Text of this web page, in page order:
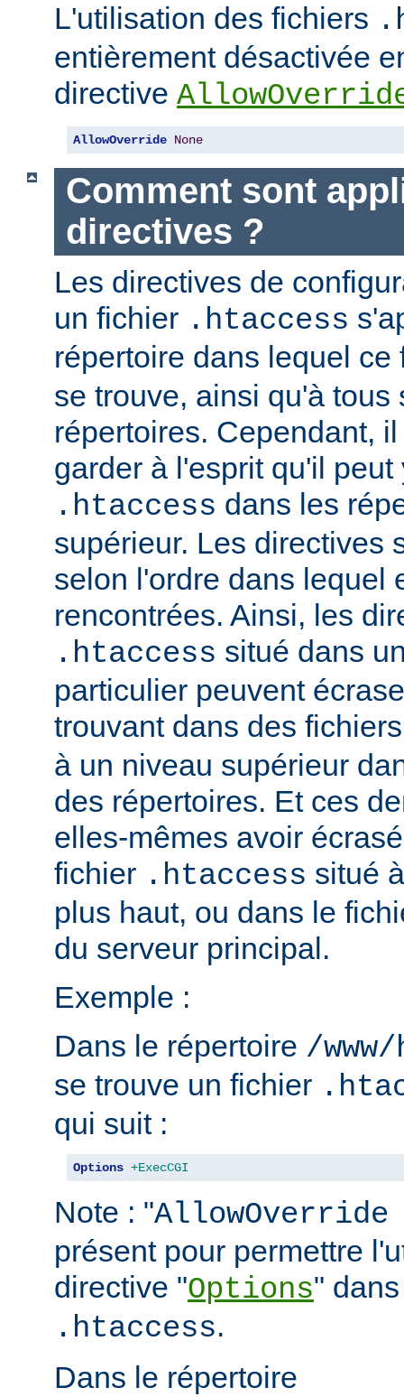
L'utilisation des fichiers
entièrement désactivée
directive
AllowOverride None
Comment sont
directives ?
Les directives de
un fichier .htaccess
répertoire dans lequel
se trouve, ainsi qu'à tous
répertoires. Cependant,
garder à l'esprit qu'il
.htaccess dans les
supérieur. Les directives
selon l'ordre dans lequel
rencontrées. Ainsi, les
.htaccess situé dans
particulier peuvent
trouvant dans des
à un niveau supérieur
des répertoires. Et ces
elles-mêmes avoir
fichier .htaccess situé
plus haut, ou dans le
du serveur principal.
Exemple :
Dans le répertoire /
se trouve un fichier
qui suit :
Options +ExecCGI
Note : "AllowOverride
présent pour permettre
directive "Options"
.htaccess.
Dans le répertoire